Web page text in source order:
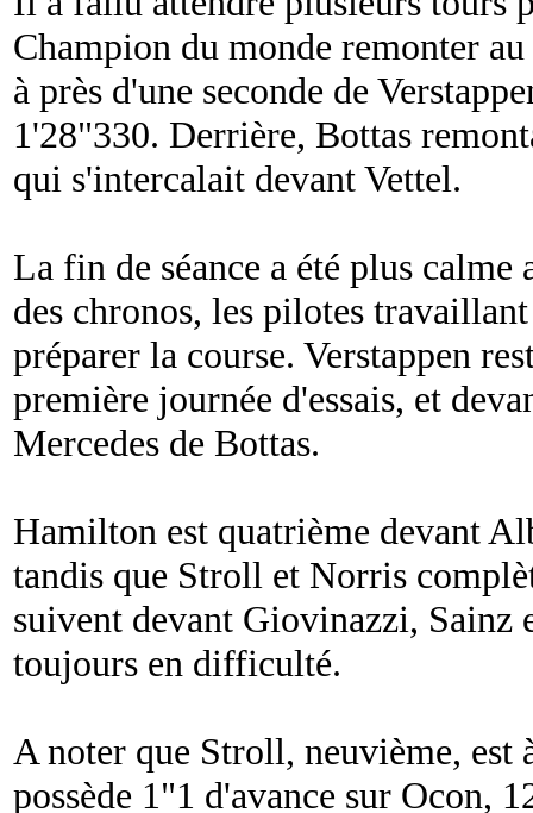
Champion du monde remonter
à près d'une seconde de
1'28"330. Derrière, Bottas
qui s'intercalait devant Vettel.
La fin de séance a été plus
des chronos, les pilotes
préparer la course. Verstappen
première journée d'essais, et
Mercedes de Bottas.
Hamilton est quatrième devant
tandis que Stroll et Norris
suivent devant Giovinazzi, Sainz
toujours en difficulté.
A noter que Stroll, neuvième,
possède 1"1 d'avance sur Ocon,